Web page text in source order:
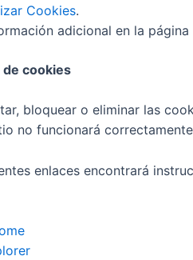
Cookies.
adicional en la página
de cookies
bloquear o eliminar las
no funcionará
enlaces encontrará